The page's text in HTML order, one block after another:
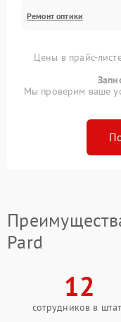
Ремонт оптики
Цены в прайс-
Мы проверим ваше
Pard
12
сотрудников в